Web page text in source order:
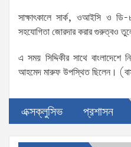
সাক্ষাৎকালে সার্ক, ওআইসি ও
সহযোগিতা জোরদার করার গুরুত্বও
এ সময় সিদ্দিকীর সাথে বাংলাদেশে
আহমেদ মারুফ উপস্থিত ছিলেন।
এক্সক্লুসিভ প্রশাসন